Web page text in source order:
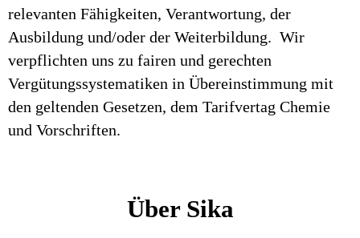
relevanten Fähigkeiten, Verantwortung, der
Ausbildung und/oder der Weiterbildung. Wir
verpflichten uns zu fairen und gerechten
Vergütungssystematiken in Übereinstimmung mit
den geltenden Gesetzen, dem Tarifvertag Chemie
und Vorschriften.
Über Sika